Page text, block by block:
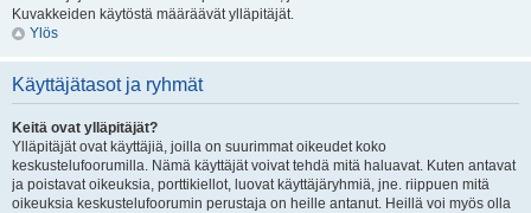
Kuvakkeiden käytöstä määräävät ylläpitäjät.
Ylös
Käyttäjätasot ja ryhmät
Keitä ovat ylläpitäjät?
Ylläpitäjät ovat käyttäjiä, joilla on suurimmat oikeudet koko
keskustelufoorumilla. Nämä käyttäjät voivat tehdä mitä haluavat. Kuten antavat
ja poistavat oikeuksia, porttikiellot, luovat käyttäjäryhmiä, jne. riippuen mitä
oikeuksia keskustelufoorumin perustaja on heille antanut. Heillä voi myös olla